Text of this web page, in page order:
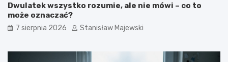
Dwulatek wszystko rozumie, ale nie mówi – co to
może oznaczać?
7 sierpnia 2026 Stanisław Majewski